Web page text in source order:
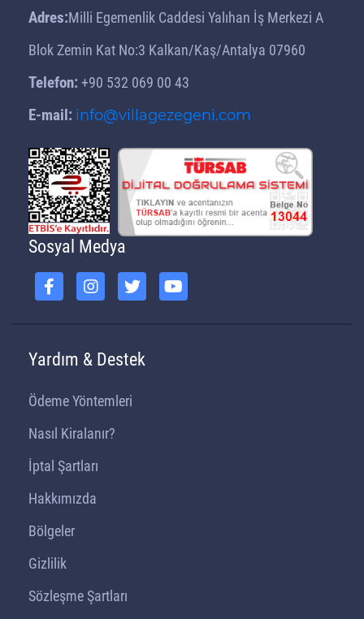
Adres:Milli Egemenlik Caddesi Yalıhan İş Merkezi A
Blok Zemin Kat No:3 Kalkan/Kaş/Antalya 07960
Telefon: +90 532 069 00 43
E-mail: info@villagezegeni.com
Sosyal Medya
Yardım & Destek
Ödeme Yöntemleri
Nasıl Kiralanır?
İptal Şartları
Hakkımızda
Bölgeler
Gizlilik
Sözleşme Şartları